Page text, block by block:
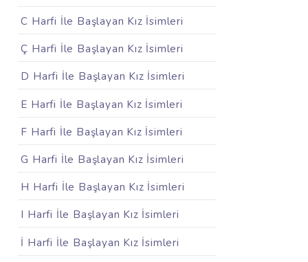
C Harfi İle Başlayan Kız İsimleri
Ç Harfi İle Başlayan Kız İsimleri
D Harfi İle Başlayan Kız İsimleri
E Harfi İle Başlayan Kız İsimleri
F Harfi İle Başlayan Kız İsimleri
G Harfi İle Başlayan Kız İsimleri
H Harfi İle Başlayan Kız İsimleri
I Harfi İle Başlayan Kız İsimleri
İ Harfi İle Başlayan Kız İsimleri